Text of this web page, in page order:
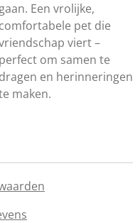
gaan. Een vrolijke,
comfortabele pet die
viert –
perfect om samen te
dragen en herinneringen
maken.